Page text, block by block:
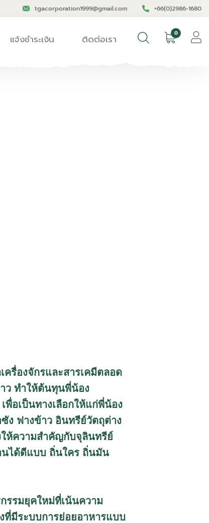
tgacorporation1999@gmail.com +66(0)2986-1680
แจ้งชำระเงิน ติดต่อเรา 0
รื่องจักรและสารเคมีตลอด
ว ทำให้ต้นทุนพี่น้อง
พื่อเป็นทางเลือกให้แก่พี่น้อง
ง ฟางข้าว อินทรีย์วัตถุต่าง
ให้ความสำคัญกับจุลินทรีย์
นได้ดีแบบ ถิ่นใคร ถิ่นมัน
รรมยุคใหม่ที่เน้นความ
ที่มีระบบการย่อยอาหารแบบ